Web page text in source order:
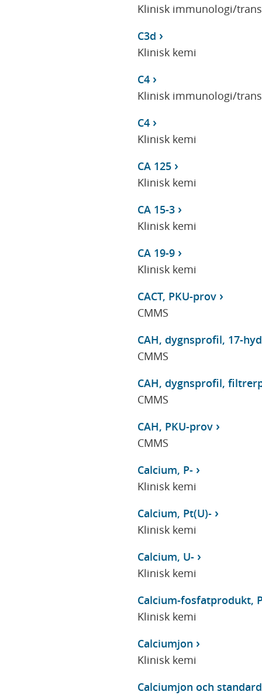
Klinisk immunologi/
C3d
Klinisk kemi
C4
Klinisk immunologi/
C4
Klinisk kemi
CA 125
Klinisk kemi
CA 15-3
Klinisk kemi
CA 19-9
Klinisk kemi
CACT, PKU-prov
CMMS
CAH, dygnsprofil, 17-
CMMS
CAH, dygnsprofil,
CMMS
CAH, PKU-prov
CMMS
Calcium, P-
Klinisk kemi
Calcium, Pt(U)-
Klinisk kemi
Calcium, U-
Klinisk kemi
Calcium-fosfatprodukt,
Klinisk kemi
Calciumjon
Klinisk kemi
Calciumjon och